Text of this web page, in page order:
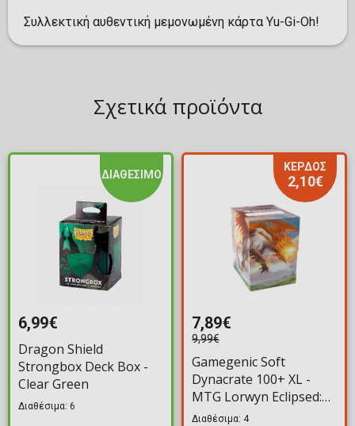
Συλλεκτική αυθεντική μεμονωμένη κάρτα Yu-Gi-Oh!
Σχετικά προϊόντα
ΔΙΑΘΕΣΙΜΟ
6,99€
Dragon Shield
Strongbox Deck Box -
Clear Green
Διαθέσιμα: 6
ΚΕΡΔΟΣ
2,10€
7,89€
9,99€
Gamegenic Soft
Dynacrate 100+ XL -
MTG Lorwyn Eclipsed:
Eirdu, Carrier of Dawn
Διαθέσιμα: 4